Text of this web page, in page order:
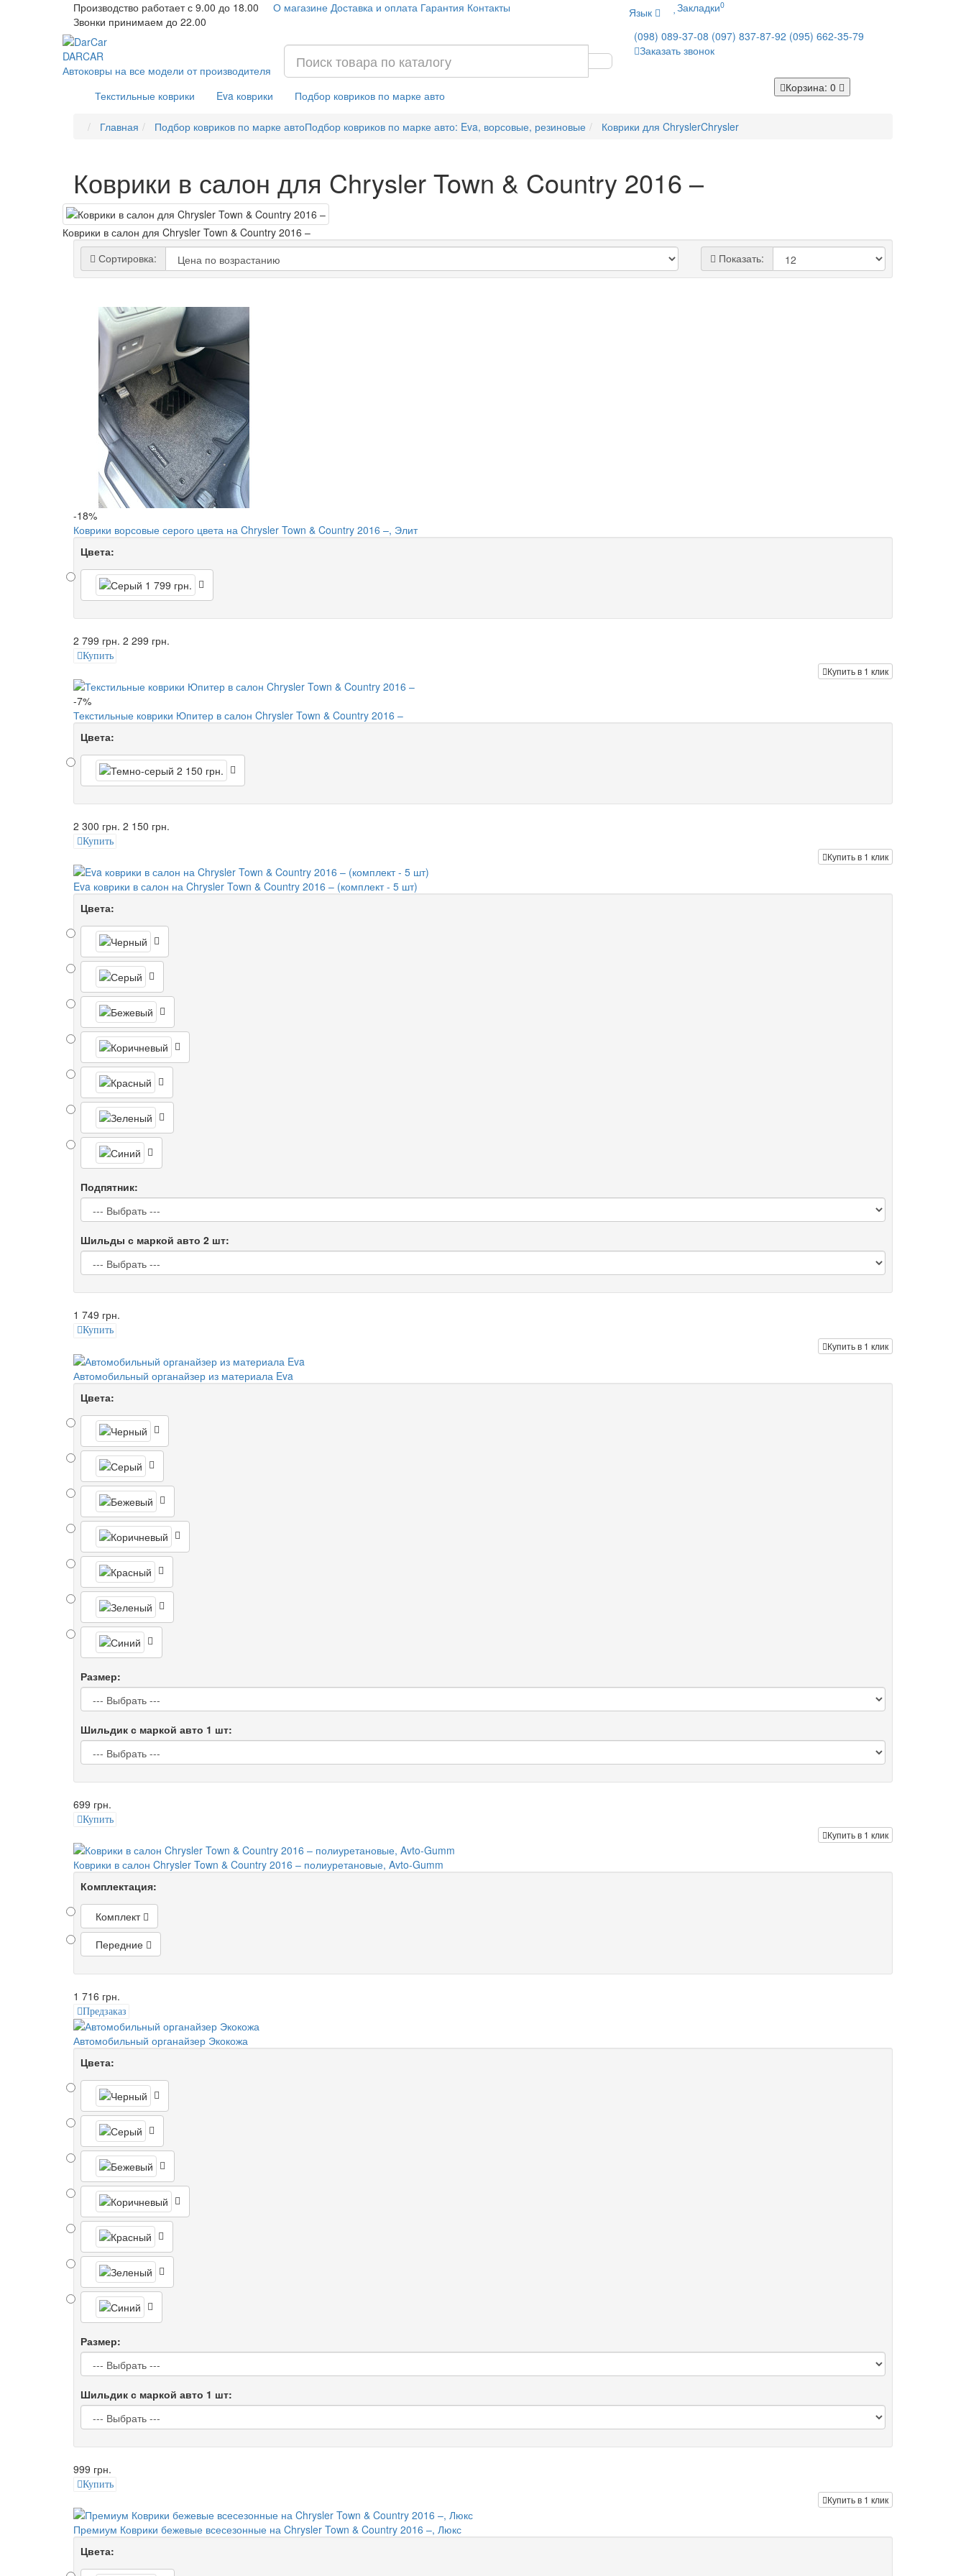
Производство работает с 9.00 до 18.00
Звонки принимаем до 22.00
О магазине Доставка и оплата Гарантия Контакты Язык Закладки0
DARCAR
Автоковры на все модели от производителя
(098) 089-37-08 (097) 837-87-92 (095) 662-35-79
Заказать звонок
Текстильные коврики Eva коврики Подбор ковриков по марке авто
Корзина: 0
Главная Подбор ковриков по марке автоПодбор ковриков по марке авто: Eva, ворсовые, резиновые Коврики для ChryslerChrysler
Коврики в салон для Chrysler Town & Country 2016 –
Коврики в салон для Chrysler Town & Country 2016 –
Сортировка:
Показать:
-18%
Коврики ворсовые серого цвета на Chrysler Town & Country 2016 –, Элит
Цвета:
2 799 грн. 2 299 грн.
Купить
Купить в 1 клик
-7%
Текстильные коврики Юпитер в салон Chrysler Town & Country 2016 –
Цвета:
2 300 грн. 2 150 грн.
Купить
Купить в 1 клик
Eva коврики в салон на Chrysler Town & Country 2016 – (комплект - 5 шт)
Цвета:
Подпятник:
Шильды с маркой авто 2 шт:
1 749 грн.
Купить
Купить в 1 клик
Автомобильный органайзер из материала Eva
Цвета:
Размер:
Шильдик с маркой авто 1 шт:
699 грн.
Купить
Купить в 1 клик
Коврики в салон Chrysler Town & Country 2016 – полиуретановые, Avto-Gumm
Комплектация:
Комплект
Передние
1 716 грн.
Предзаказ
Автомобильный органайзер Экокожа
Цвета:
Размер:
Шильдик с маркой авто 1 шт:
999 грн.
Купить
Купить в 1 клик
Премиум Коврики бежевые всесезонные на Chrysler Town & Country 2016 –, Люкс
Цвета: